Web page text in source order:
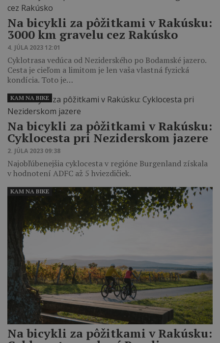
Na bicykli za pôžitkami v Rakúsku:
3000 km gravelu cez Rakúsko
4. JÚLA 2023 12:01
Cyklotrasa vedúca od Neziderského po Bodamské jazero.
Cesta je cieľom a limitom je len vaša vlastná fyzická
kondícia. Toto je…
Na bicykli za pôžitkami v Rakúsku:
Cyklocesta pri Neziderskom jazere
2. JÚLA 2023 09:38
Najobľúbenejšia cyklocesta v regióne Burgenland získala
v hodnotení ADFC až 5 hviezdičiek.
KAM NA BIKE
Na bicykli za pôžitkami v Rakúsku:
KAM NA BIKE